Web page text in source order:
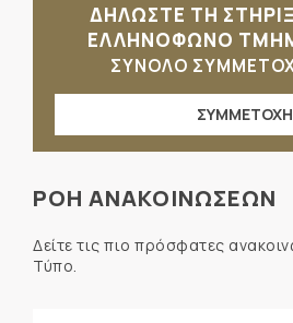
ΔΗΛΩΣΤΕ ΤΗ
ΕΛΛΗΝΟΦΩΝΟ
ΣΥΝΟΛΟ
ΣΥΜΜΕΤΟΧΗ
ΡΟΗ ΑΝΑΚΟΙΝΩΣΕΩΝ
Δείτε τις πιο πρόσφατες
Τύπο.